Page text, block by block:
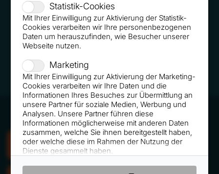
Statistik-Cookies
Mit Ihrer Einwilligung zur Aktivierung der Statistik-
Cookies verarbeiten wir Ihre personenbezogenen
Daten um herauszufinden, wie Besucher unserer
Webseite nutzen.
Marketing
Mit Ihrer Einwilligung zur Aktivierung der Marketing-
Cookies verarbeiten wir Ihre Daten und die
Informationen Ihres Besuches zur Übermittlung an
unsere Partner für soziale Medien, Werbung und
Analysen. Unsere Partner führen diese
Informationen möglicherweise mit anderen Daten
zusammen, welche Sie ihnen bereitgestellt haben,
oder welche diese im Rahmen der Nutzung der
Dienste gesammelt haben.
VORTRAG ANFRAGEN